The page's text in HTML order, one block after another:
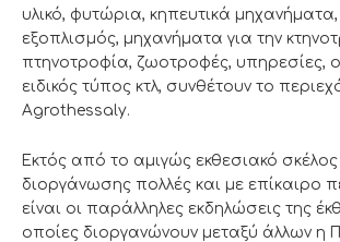
υλικό, φυτώρια, κηπευτικά
εξοπλισμός, μηχανήματα για την
πτηνοτροφία, ζωοτροφές, υπηρεσίες,
ειδικός τύπος κτλ, συνθέτουν το
Agrothessaly.
Εκτός από το αμιγώς εκθεσιακό σκέλος
διοργάνωσης πολλές και με επίκαιρο
είναι οι παράλληλες εκδηλώσεις της
οποίες διοργανώνουν μεταξύ άλλων η